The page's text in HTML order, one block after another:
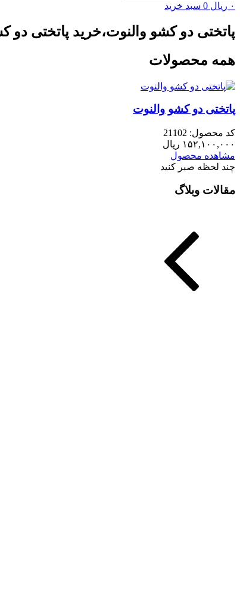
۰ ریال 0 سبد خرید
پاتختی دو کشو والنوت،خرید پاتختی
همه محصولات
پاتختی دو کشو والنوت
کد محصول: 21102
۱۵۲,۱۰۰,۰۰۰ ریال
مشاهده محصول
چند لحظه صبر کنید
مقالات وبلاگ